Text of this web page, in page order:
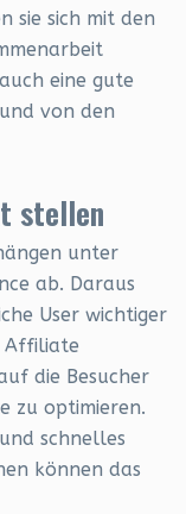
sie sich mit den
eine gute
von den
stellen
unter
ab. Daraus
User wichtiger
Affiliate
die Besucher
zu optimieren.
schnelles
können das